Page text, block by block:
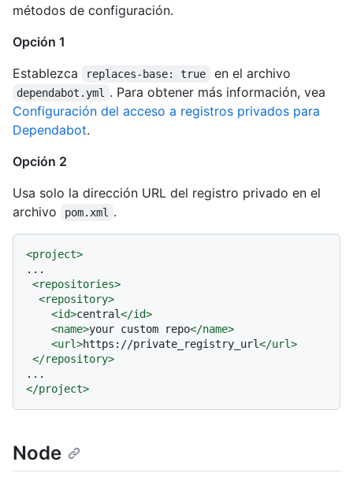
métodos de configuración.
Opción 1
Establezca
replaces-base: true en el archivo
dependabot.yml
. Para obtener más información, vea
Configuración del acceso a registros privados para
Dependabot.
Opción 2
Usa solo la dirección URL del registro privado en el
archivo
pom.xml .
<project>
...
<repositories>
<repository>
<id>central</id>
<name>your custom repo</name>
<url>https://private_registry_url</url>
</repository>
</project>
Node